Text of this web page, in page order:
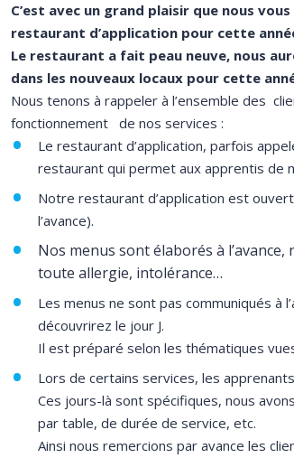
C’est avec un grand plaisir que nous
restaurant d’application pour cette
Le restaurant a fait peau neuve, nous
dans les nouveaux locaux pour cette
Nous tenons à rappeler à l’ensemble des
fonctionnement de nos services :
Le restaurant d’application, parfois
restaurant qui permet aux apprentis de
Notre restaurant d’application est
l’avance).
Nos menus sont élaborés à
toute allergie, intolérance…
Les menus ne sont pas communiqués à
découvrirez le jour J.
Il est préparé selon les thématiques
Lors de certains services, les
Ces jours-là sont spécifiques, nous
par table, de durée de service, etc.
Ainsi nous remercions par avance les